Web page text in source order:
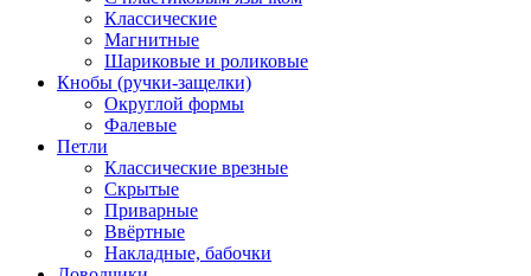
Классические
Магнитные
Шариковые и роликовые
Кнобы (ручки-защелки)
Округлой формы
Фалевые
Петли
Классические врезные
Скрытые
Приварные
Ввёртные
Накладные, бабочки